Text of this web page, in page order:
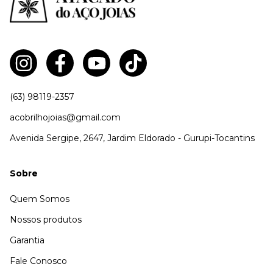
(63) 98119-2357
acobrilhojoias@gmail.com
Avenida Sergipe, 2647, Jardim Eldorado - Gurupi-Tocantins
Sobre
Quem Somos
Nossos produtos
Garantia
Fale Conosco